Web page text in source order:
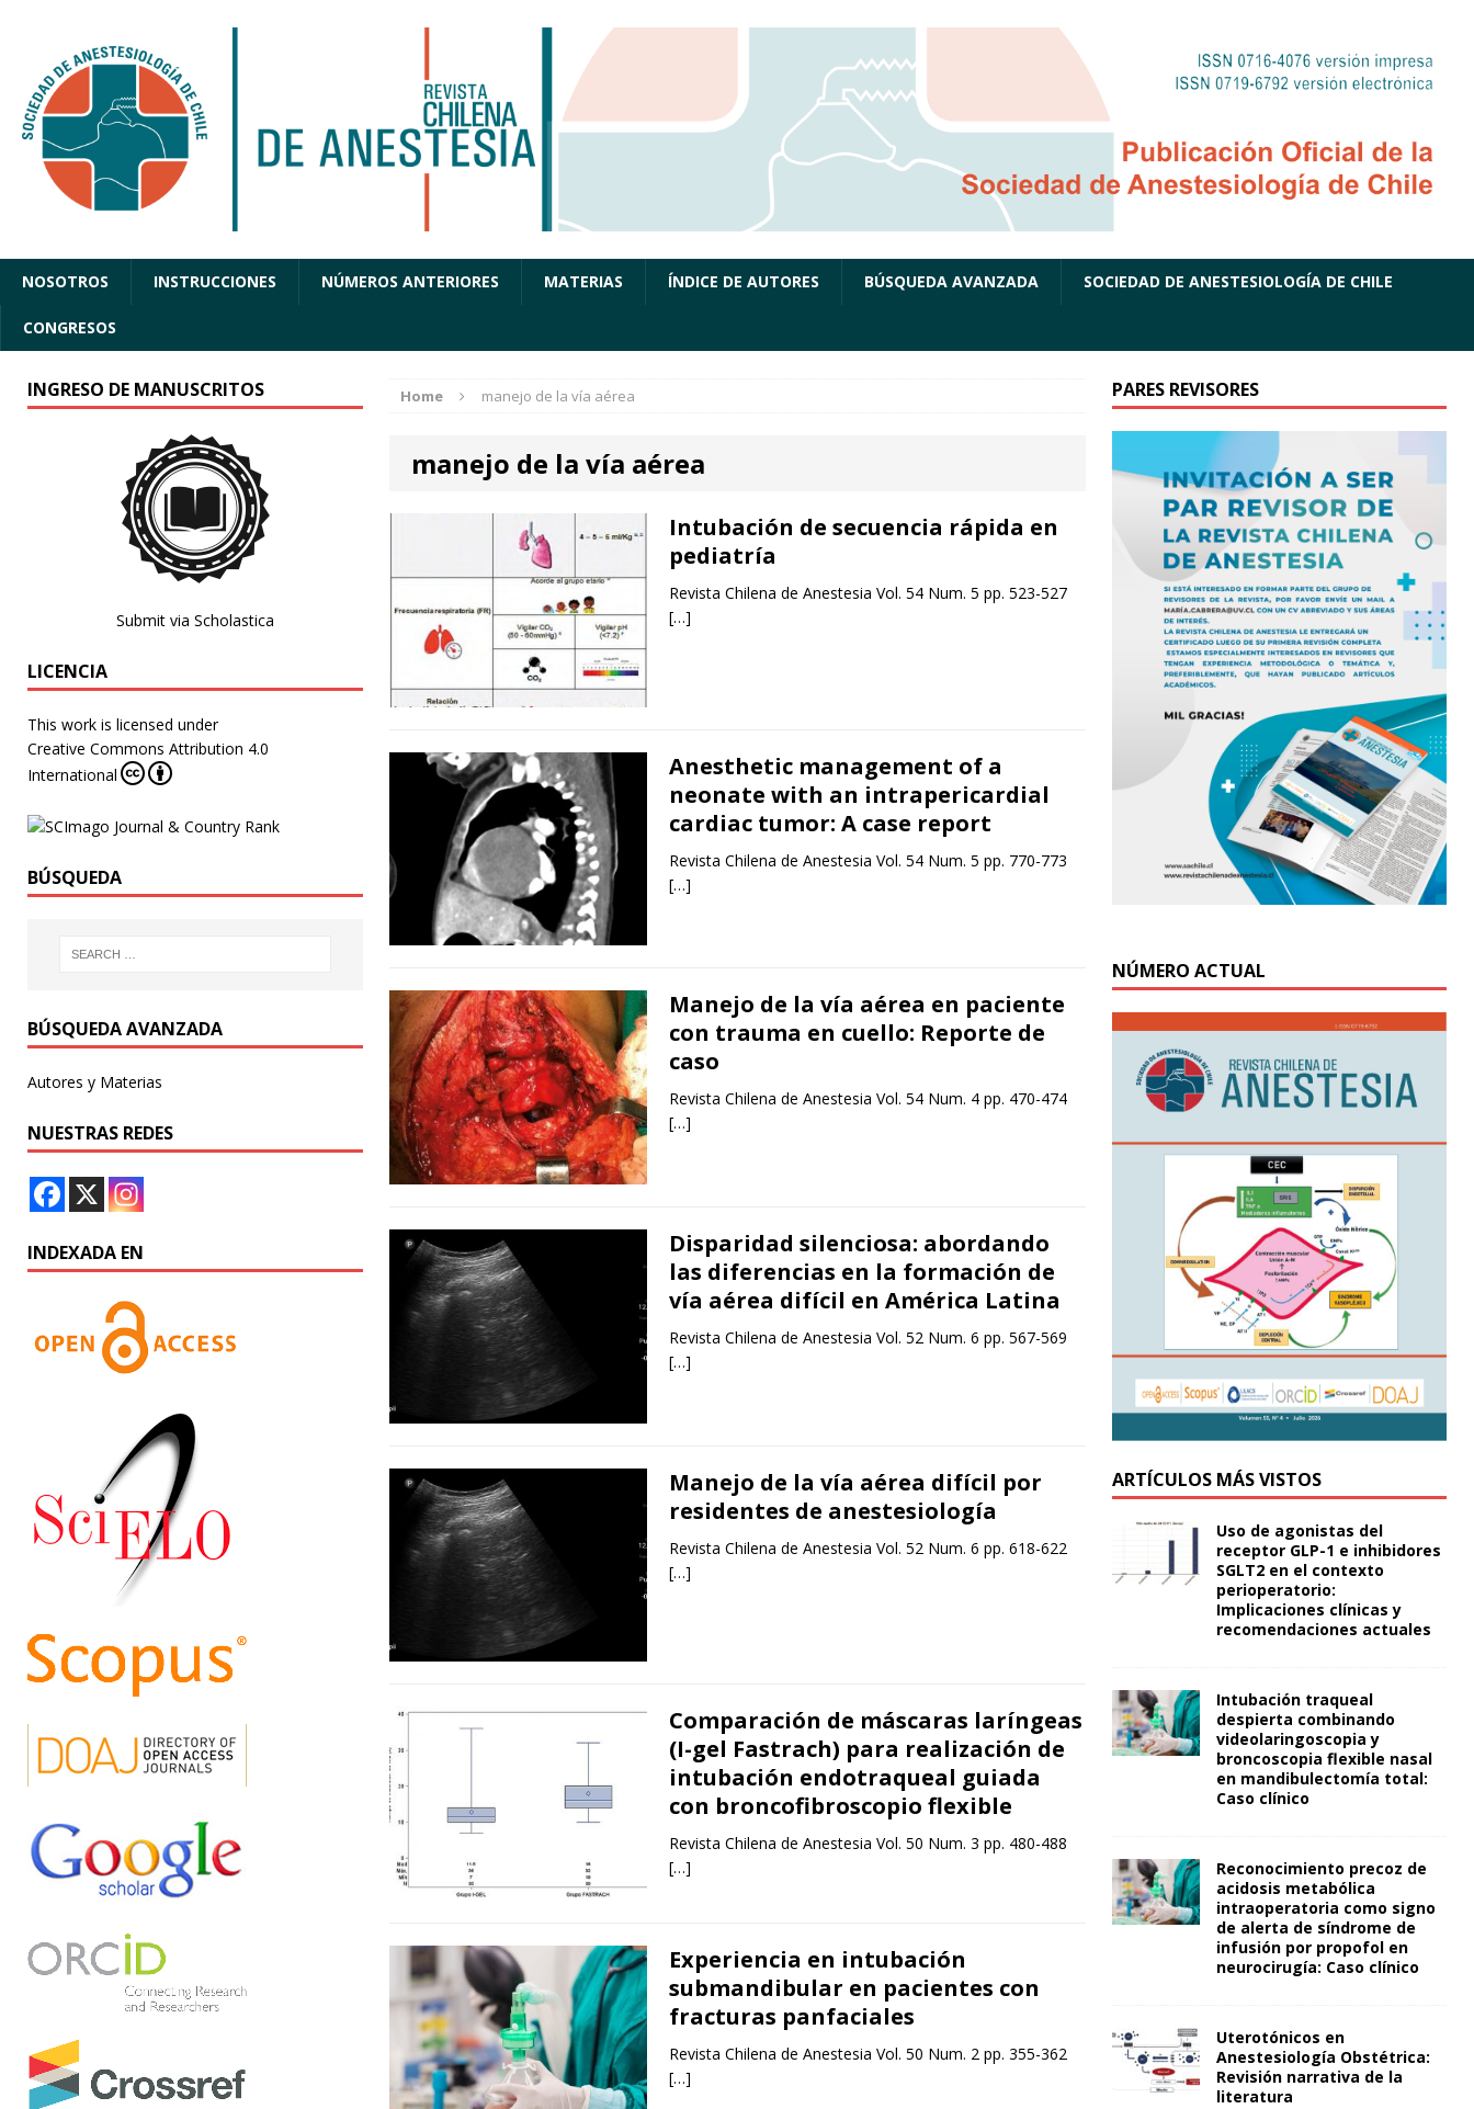
NOSOTROS INSTRUCCIONES NÚMEROS ANTERIORES MATERIAS ÍNDICE DE AUTORES BÚSQUEDA AVANZADA SOCIEDAD DE ANESTESIOLOGÍA DE CHILE
CONGRESOS
Home manejo de la vía aérea
manejo de la vía aérea
Intubación de secuencia rápida en
pediatría
Revista Chilena de Anestesia Vol. 54 Num. 5 pp. 523-527
[…]
Anesthetic management of a
neonate with an intrapericardial
cardiac tumor: A case report
Revista Chilena de Anestesia Vol. 54 Num. 5 pp. 770-773
[…]
Manejo de la vía aérea en paciente
con trauma en cuello: Reporte de
caso
Revista Chilena de Anestesia Vol. 54 Num. 4 pp. 470-474
[…]
Disparidad silenciosa: abordando
las diferencias en la formación de
vía aérea difícil en América Latina
Revista Chilena de Anestesia Vol. 52 Num. 6 pp. 567-569
[…]
Manejo de la vía aérea difícil por
residentes de anestesiología
Revista Chilena de Anestesia Vol. 52 Num. 6 pp. 618-622
[…]
Comparación de máscaras laríngeas
(I-gel Fastrach) para realización de
intubación endotraqueal guiada
con broncofibroscopio flexible
Revista Chilena de Anestesia Vol. 50 Num. 3 pp. 480-488
[…]
Experiencia en intubación
submandibular en pacientes con
fracturas panfaciales
Revista Chilena de Anestesia Vol. 50 Num. 2 pp. 355-362
[…]
INGRESO DE MANUSCRITOS
Submit via Scholastica
LICENCIA
This work is licensed under
Creative Commons Attribution 4.0
International
BÚSQUEDA
BÚSQUEDA AVANZADA
Autores y Materias
NUESTRAS REDES
INDEXADA EN
PARES REVISORES
NÚMERO ACTUAL
ARTÍCULOS MÁS VISTOS
Uso de agonistas del
receptor GLP-1 e inhibidores
SGLT2 en el contexto
perioperatorio:
Implicaciones clínicas y
recomendaciones actuales
Intubación traqueal
despierta combinando
videolaringoscopia y
broncoscopia flexible nasal
en mandibulectomía total:
Caso clínico
Reconocimiento precoz de
acidosis metabólica
intraoperatoria como signo
de alerta de síndrome de
infusión por propofol en
neurocirugía: Caso clínico
Uterotónicos en
Anestesiología Obstétrica:
Revisión narrativa de la
literatura